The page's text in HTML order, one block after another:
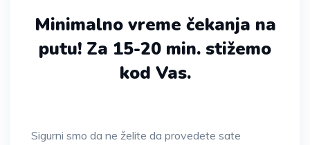
Minimalno vreme čekanja na
putu! Za 15-20 min. stižemo
kod Vas.
Sigurni smo da ne želite da provedete sate